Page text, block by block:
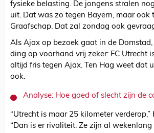
fysieke belasting. De jongens stralen
uit. Dat was zo tegen Bayern, maar ook
Graafschap. Dat zal zondag ook
Als Ajax op bezoek gaat in de
ding op voorhand vrij zeker: FC Utrecht
altijd fris tegen Ajax. Ten Hag weet dat
ook.
Analyse: Hoe goed of slecht zijn de
“Utrecht is maar 25 kilometer verderop,”
“Dan is er rivaliteit. Ze zijn al wekenlang